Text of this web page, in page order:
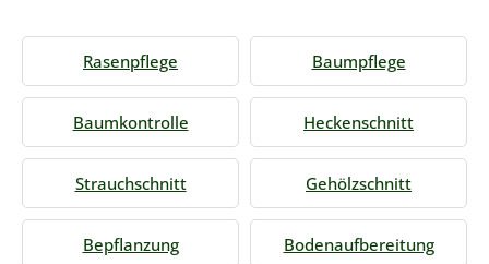
Rasenpflege Baumpflege
Baumkontrolle Heckenschnitt
Strauchschnitt Gehölzschnitt
Bepflanzung Bodenaufbereitung